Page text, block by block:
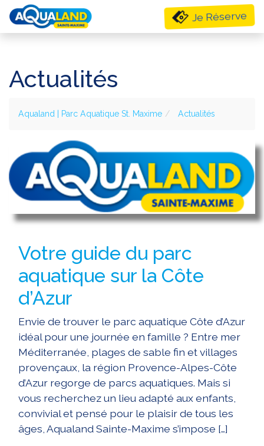
Je Réserve
Actualités
Aqualand | Parc Aquatique St. Maxime Actualités
Votre guide du parc
aquatique sur la Côte
d’Azur
Envie de trouver le parc aquatique Côte d’Azur
idéal pour une journée en famille ? Entre mer
Méditerranée, plages de sable fin et villages
provençaux, la région Provence-Alpes-Côte
d’Azur regorge de parcs aquatiques. Mais si
vous recherchez un lieu adapté aux enfants,
convivial et pensé pour le plaisir de tous les
âges, Aqualand Sainte-Maxime s’impose […]